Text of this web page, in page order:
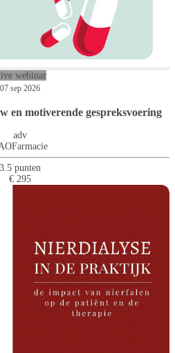
webinar
07 sep 2026
en motiverende gespreksvoering
adv
3.5 punten
€ 295